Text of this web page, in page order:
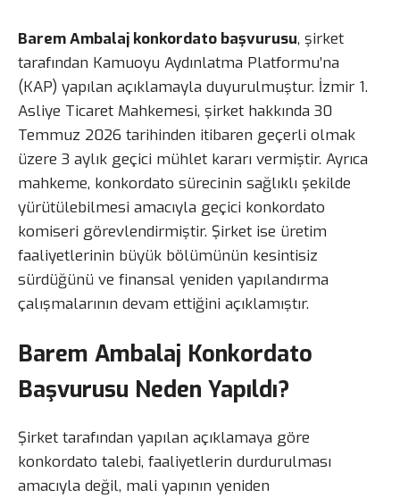
Barem Ambalaj konkordato başvurusu, şirket
tarafından Kamuoyu Aydınlatma Platformu’na
(KAP) yapılan açıklamayla duyurulmuştur. İzmir 1.
Asliye Ticaret Mahkemesi, şirket hakkında 30
Temmuz 2026 tarihinden itibaren geçerli olmak
üzere 3 aylık geçici mühlet kararı vermiştir. Ayrıca
mahkeme, konkordato sürecinin sağlıklı şekilde
yürütülebilmesi amacıyla geçici konkordato
komiseri görevlendirmiştir. Şirket ise üretim
faaliyetlerinin büyük bölümünün kesintisiz
sürdüğünü ve finansal yeniden yapılandırma
çalışmalarının devam ettiğini açıklamıştır.
Barem Ambalaj Konkordato
Başvurusu Neden Yapıldı?
Şirket tarafından yapılan açıklamaya göre
konkordato talebi, faaliyetlerin durdurulması
amacıyla değil, mali yapının yeniden